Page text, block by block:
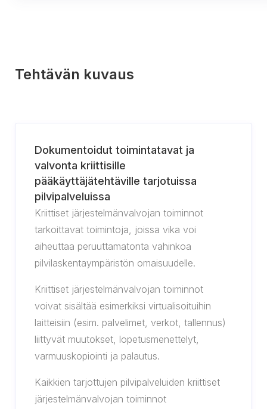
Tehtävän kuvaus
Dokumentoidut toimintatavat ja
valvonta kriittisille
pääkäyttäjätehtäville tarjotuissa
pilvipalveluissa
Kriittiset järjestelmänvalvojan toiminnot
tarkoittavat toimintoja, joissa vika voi
aiheuttaa peruuttamatonta vahinkoa
pilvilaskentaympäristön omaisuudelle.
Kriittiset järjestelmänvalvojan toiminnot
voivat sisältää esimerkiksi virtualisoituihin
laitteisiin (esim. palvelimet, verkot, tallennus)
liittyvät muutokset, lopetusmenettelyt,
varmuuskopiointi ja palautus.
Kaikkien tarjottujen pilvipalveluiden kriittiset
järjestelmänvalvojan toiminnot